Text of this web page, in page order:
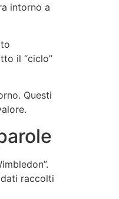
intorno a
il “ciclo”
Questi
raccolti